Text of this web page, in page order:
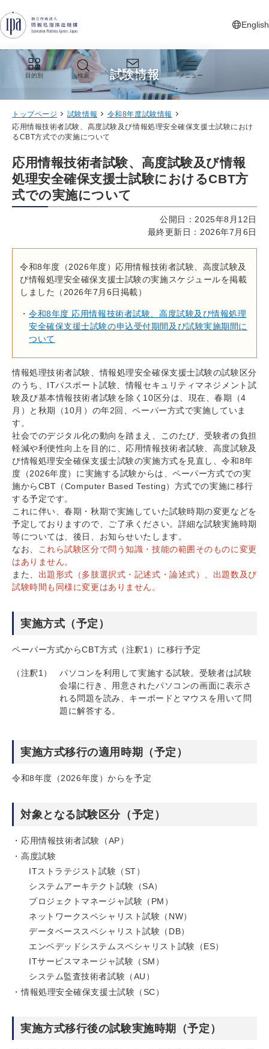
English
新しいタ
目的別 検索 お問い合わせ メニュー
試験情報
トップページ 試験情報
令和8年度試験情報
応用情報技術者試験、高度試験及び情報処理安全確保支援士試験におけ
るCBT方式での実施について
応用情報技術者試験、高度試験及び情報
処理安全確保支援士試験におけるCBT方
式での実施について
公開日：2025年8月12日
最終更新日：2026年7月6日
令和8年度（2026年度）応用情報技術者試験、高度試験及
び情報処理安全確保支援士試験の実施スケジュールを掲載
しました（2026年7月6日掲載）
令和8年度 応用情報技術者試験、高度試験及び情報処理
安全確保支援士試験の申込受付期間及び試験実施期間に
ついて
情報処理技術者試験、情報処理安全確保支援士試験の試験区分
のうち、ITパスポート試験、情報セキュリティマネジメント試
験及び基本情報技術者試験を除く10区分は、現在、春期（4
月）と秋期（10月）の年2回、ペーパー方式で実施していま
す。
社会でのデジタル化の動向を踏まえ、このたび、受験者の負担
軽減や利便性向上を目的に、応用情報技術者試験、高度試験及
び情報処理安全確保支援士試験の実施方式を見直し、令和8年
度（2026年度）に実施する試験からは、ペーパー方式での実
施からCBT（Computer Based Testing）方式での実施に移行
する予定です。
これに伴い、春期・秋期で実施していた試験時期の変更などを
予定しておりますので、ご了承ください。詳細な試験実施時期
等については、後日、お知らせいたします。
なお、
これら試験区分で問う知識・技能の範囲そのものに変更
はありません。
また、 出題形式（多肢選択式・記述式・論述式）、出題数及び
試験時間も同様に変更はありません。
実施方式（予定）
ペーパー方式からCBT方式（注釈1）に移行予定
（注釈1）
パソコンを利用して実施する試験。受験者は試験
会場に行き、用意されたパソコンの画面に表示さ
れる問題を読み、キーボードとマウスを用いて問
題に解答する。
実施方式移行の適用時期（予定）
令和8年度（2026年度）からを予定
対象となる試験区分（予定）
応用情報技術者試験（AP）
高度試験
ITストラテジスト試験（ST）
システムアーキテクト試験（SA）
プロジェクトマネージャ試験（PM）
ネットワークスペシャリスト試験（NW）
データベーススペシャリスト試験（DB）
エンベデッドシステムスペシャリスト試験（ES）
ITサービスマネージャ試験（SM）
システム監査技術者試験（AU）
情報処理安全確保支援士試験（SC）
実施方式移行後の試験実施時期（予定）